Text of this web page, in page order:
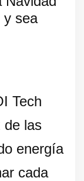
y sea
Tech
de las
energía
cada